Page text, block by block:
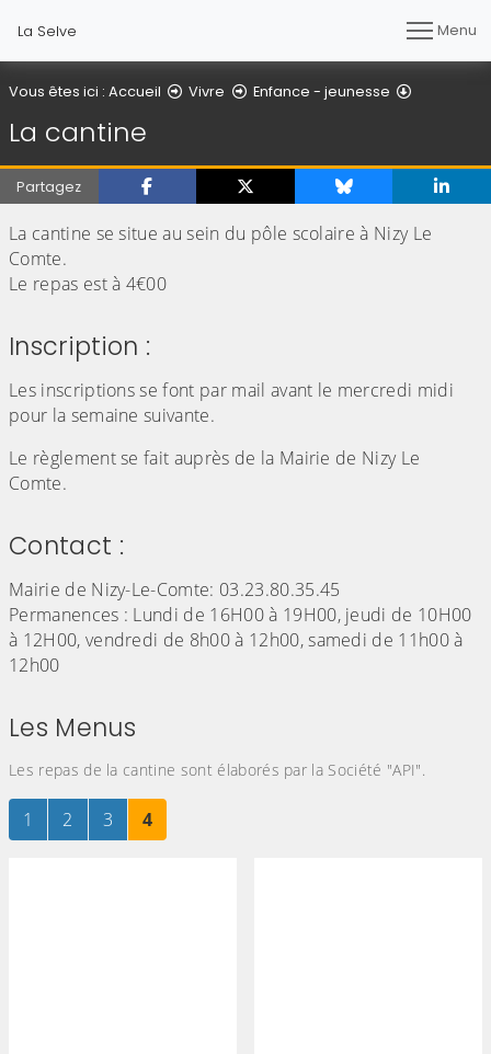
La Selve Menu
Vous êtes ici : Accueil Vivre Enfance - jeunesse
La cantine
Partagez
La cantine se situe au sein du pôle scolaire à Nizy Le
Comte.
Le repas est à 4€00
Inscription :
Les inscriptions se font par mail avant le mercredi midi
pour la semaine suivante.
Le règlement se fait auprès de la Mairie de Nizy Le
Comte.
Contact :
Mairie de Nizy-Le-Comte: 03.23.80.35.45
Permanences : Lundi de 16H00 à 19H00, jeudi de 10H00
à 12H00, vendredi de 8h00 à 12h00, samedi de 11h00 à
12h00
Les Menus
Les repas de la cantine sont élaborés par la Société "API".
Page
1 sur 4Page
2 sur 4Page
3sur 4Page
4sur 4